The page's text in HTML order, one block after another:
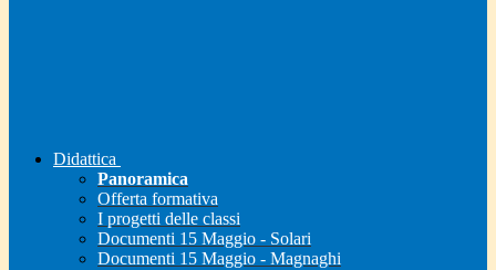
Didattica
Panoramica
Offerta formativa
I progetti delle classi
Documenti 15 Maggio - Solari
Documenti 15 Maggio - Magnaghi